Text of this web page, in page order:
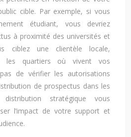
cible. Par exemple, si vous
étudiant, vous devriez
à proximité des universités et
ciblez une clientèle locale,
les quartiers où vivent vos
pas de vérifier les autorisations
de prospectus dans les
stratégique vous
l’impact de votre support et